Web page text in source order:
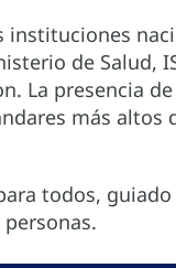
instituciones
de Salud,
La presencia
más altos
todos,